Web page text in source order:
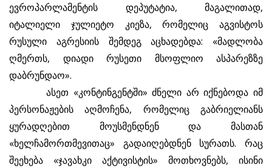
ევროპარლამენტის დეპუტატია, მაგალითად,
იტალიელი ჯულიეტო კიეზა, რომელიც აგვისტოს
რუსული აგრესიის შემდეგ აცხადებდა: «მადლობა
ღმერთს, დიადი რუსეთი მსოფლიო ასპარეზზე
დაბრუნდაო».
ასეთ «კონტინგენტში» ძნელი არ იქნებოდა იმ
პერსონაჟების აღმოჩენა, რომელიც გაბრიელიანს
ყურადღებით მოუსმენდნენ და მასთან
«ხელჩამორთმევითაც» გადაიღებდნენ სურათს. რაც
შეეხება «ჯავახკი აქტივისტის» მოთხოვნებს, ისინი